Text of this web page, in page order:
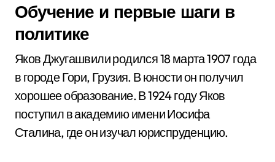
Обучение и первые шаги в
политике
Яков Джугашвили родился 18 марта 1907 года
в городе Гори, Грузия. В юности он получил
хорошее образование. В 1924 году Яков
поступил в академию имени Иосифа
Сталина, где он изучал юриспруденцию.